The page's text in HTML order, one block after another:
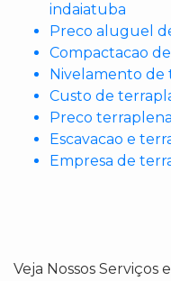
indaiatuba
Preco aluguel
Compactacao
Nivelamento
Custo de
Preco
Escavacao e
Empresa de
Veja Nossos Serviços